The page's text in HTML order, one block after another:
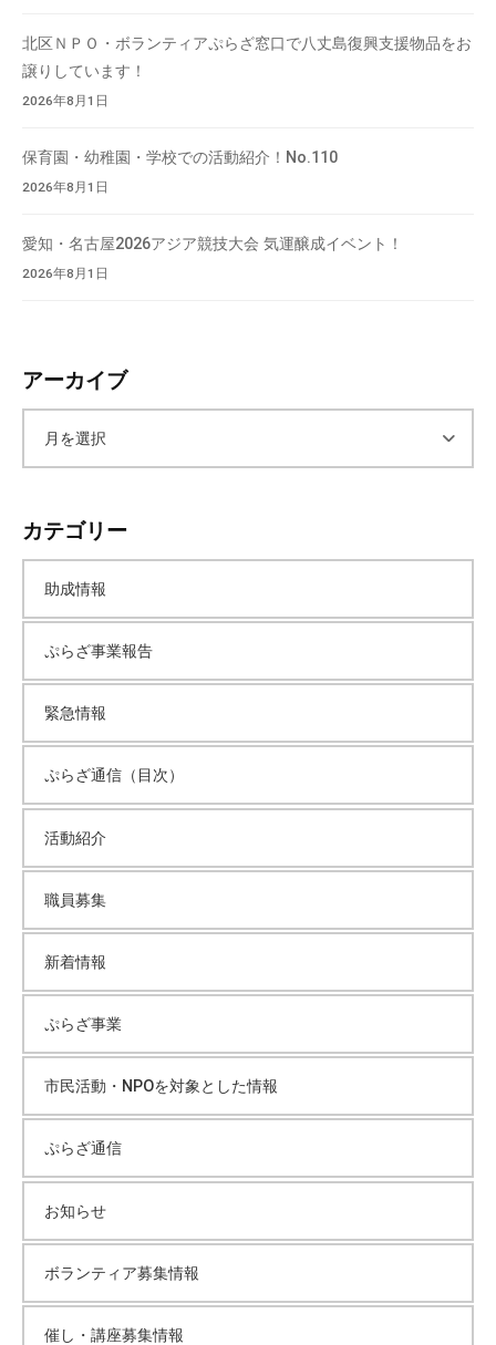
北区ＮＰＯ・ボランティアぷらざ窓口で八丈島復興支援物品をお
譲りしています！
2026年8月1日
保育園・幼稚園・学校での活動紹介！No.110
2026年8月1日
愛知・名古屋2026アジア競技大会 気運醸成イベント！
2026年8月1日
アーカイブ
カ
イ
ブ
カテゴリー
助成情報
ぷらざ事業報告
緊急情報
ぷらざ通信（目次）
活動紹介
職員募集
新着情報
ぷらざ事業
市民活動・NPOを対象とした情報
ぷらざ通信
お知らせ
ボランティア募集情報
催し・講座募集情報